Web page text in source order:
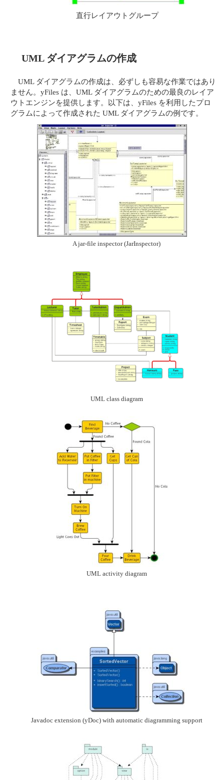
直行レイアウトグループ
UML ダイアグラムの作成
UML ダイアグラムの作成は、必ずしも容易な作業ではあり
ません。yFiles は、UML ダイアグラムのための最良のレイア
ウトエンジンを提供します。以下は、yFiles を利用したプロ
グラムによって作成された UML ダイアグラムの例です。
A jar-file inspector (JarInspector)
UML class diagram
UML activity diagram
Javadoc extension (yDoc) with automatic diagramming support